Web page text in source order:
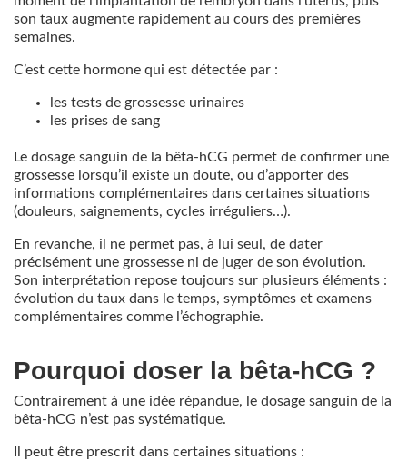
son taux augmente rapidement au cours des premières
semaines.
C’est cette hormone qui est détectée par :
les tests de grossesse urinaires
les prises de sang
Le dosage sanguin de la bêta-hCG permet de confirmer une
grossesse lorsqu’il existe un doute, ou d’apporter des
informations complémentaires dans certaines situations
(douleurs, saignements, cycles irréguliers…).
En revanche, il ne permet pas, à lui seul, de dater
précisément une grossesse ni de juger de son évolution.
Son interprétation repose toujours sur plusieurs éléments :
évolution du taux dans le temps, symptômes et examens
complémentaires comme l’échographie.
Pourquoi doser la bêta-hCG ?
Contrairement à une idée répandue, le dosage sanguin de la
bêta-hCG n’est pas systématique.
Il peut être prescrit dans certaines situations :